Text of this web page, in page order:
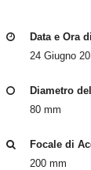
Data e Ora
24 Giugno
Diametro
80 mm
Focale di
200 mm